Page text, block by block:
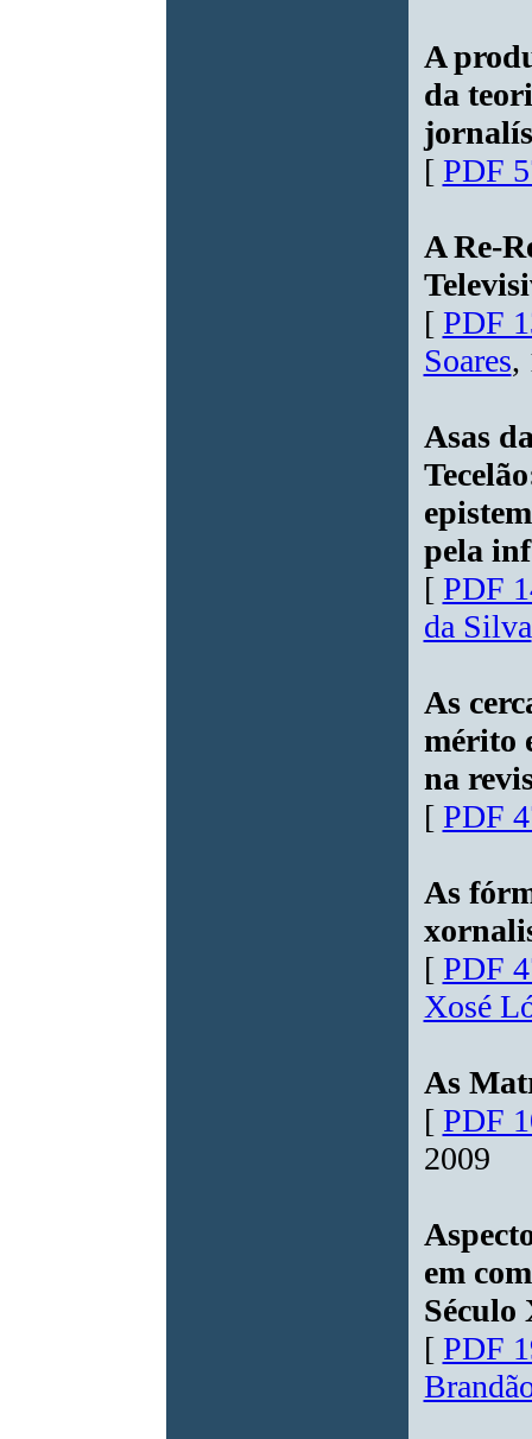
A
da
[ PDF
A Re-
[ PDF
Soares,
Asas
pela
[ PDF
da Silva
As
mérito
na
[ PDF
As
[ PDF
Xosé
As
[ PDF
2009
em
Século
[ PDF